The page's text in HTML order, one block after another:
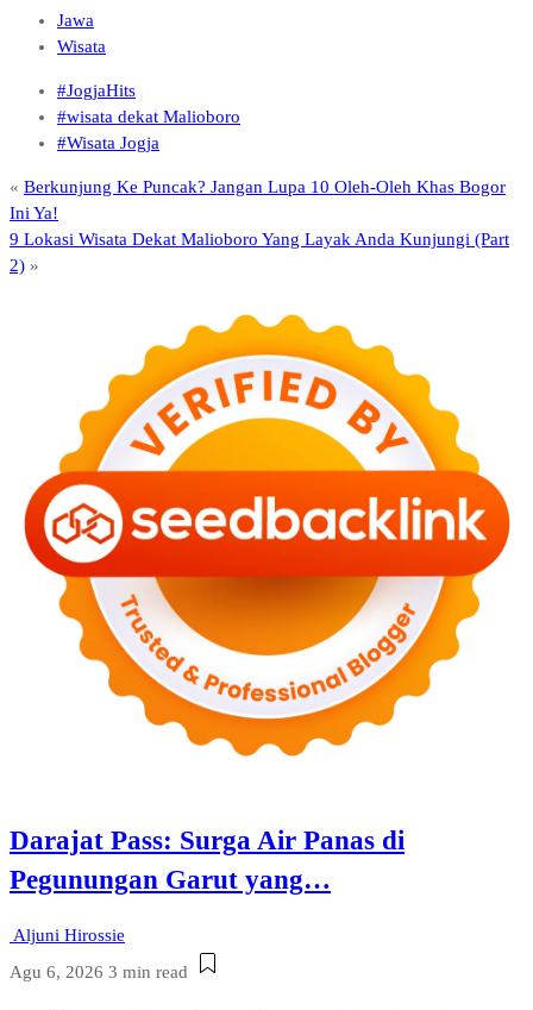
Jawa
Wisata
#JogjaHits
#wisata dekat Malioboro
#Wisata Jogja
« Berkunjung Ke Puncak? Jangan Lupa 10 Oleh-Oleh Khas Bogor
Ini Ya!
9 Lokasi Wisata Dekat Malioboro Yang Layak Anda Kunjungi (Part
2) »
Darajat Pass: Surga Air Panas di
Pegunungan Garut yang…
Aljuni Hirossie
Agu 6, 2026 3 min read